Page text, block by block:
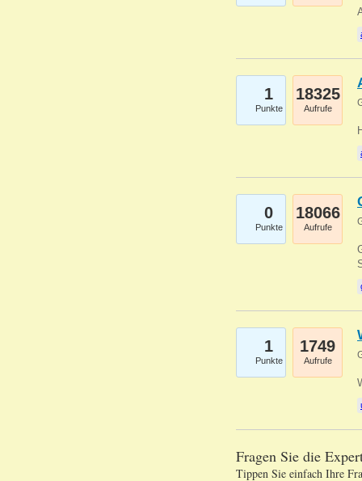
1
Punkte
18325
Aufrufe
0
Punkte
18066
Aufrufe
1
Punkte
1749
Aufrufe
Fragen Sie die
Tippen Sie einfach Ihre